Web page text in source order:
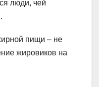
люди, чей
пищи – не
жировиков на